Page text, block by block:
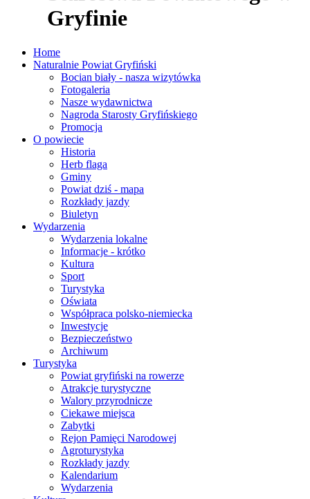
Home
Naturalnie Powiat Gryfiński
Bocian biały - nasza wizytówka
Fotogaleria
Nasze wydawnictwa
Nagroda Starosty Gryfińskiego
Promocja
O powiecie
Historia
Herb flaga
Gminy
Powiat dziś - mapa
Rozkłady jazdy
Biuletyn
Wydarzenia
Wydarzenia lokalne
Informacje - krótko
Kultura
Sport
Turystyka
Oświata
Współpraca polsko-niemiecka
Inwestycje
Bezpieczeństwo
Archiwum
Turystyka
Powiat gryfiński na rowerze
Atrakcje turystyczne
Walory przyrodnicze
Ciekawe miejsca
Zabytki
Rejon Pamięci Narodowej
Agroturystyka
Rozkłady jazdy
Kalendarium
Wydarzenia